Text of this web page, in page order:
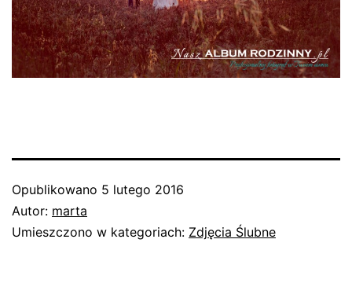
Opublikowano 5 lutego 2016
Autor: marta
Umieszczono w kategoriach: Zdjęcia Ślubne